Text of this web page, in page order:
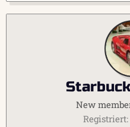
New
Registriert